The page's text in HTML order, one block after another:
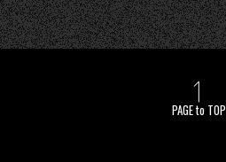
PAGE to TOP